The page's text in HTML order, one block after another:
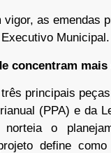
vigor, as emendas
Municipal.
concentram
principais
(PPA) e da
norteia o
define